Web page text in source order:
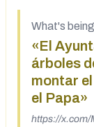
What's
«El
árboles
montar
el Papa»
https://x.com/